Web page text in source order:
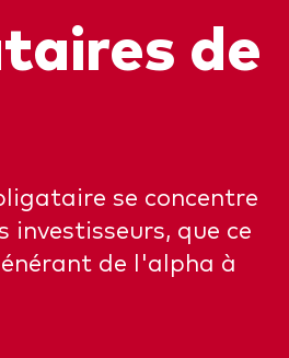
de
se concentre
que ce
de l'alpha à